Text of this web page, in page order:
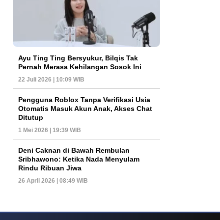
Ayu Ting Ting Bersyukur, Bilqis Tak
Pernah Merasa Kehilangan Sosok Ini
22 Juli 2026 | 10:09 WIB
Pengguna Roblox Tanpa Verifikasi Usia
Otomatis Masuk Akun Anak, Akses Chat
Ditutup
1 Mei 2026 | 19:39 WIB
Deni Caknan di Bawah Rembulan
Sribhawono: Ketika Nada Menyulam
Rindu Ribuan Jiwa
26 April 2026 | 08:49 WIB